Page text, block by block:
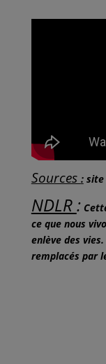
Sources :site
NDLR:
ce que nous
enlève des
remplacés par